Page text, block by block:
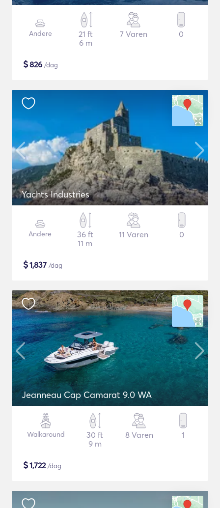
Andere
21 ft
6 m
7 Varen 0
$826 /dag
Yachts Industries
Andere
36 ft
11 m
11 Varen 0
$1,837 /dag
Jeanneau Cap Camarat 9.0 WA
Walkaround
30 ft
9 m
8 Varen 1
$1,722/dag